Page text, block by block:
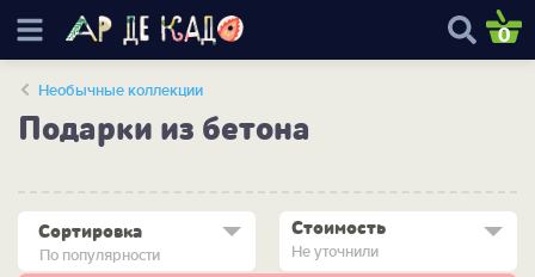
0
Необычные коллекции
Подарки из бетона
По популярности
Сортировка Стоимость
Не уточнили